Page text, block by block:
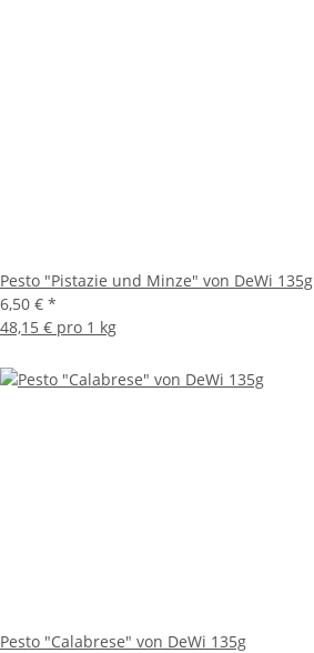
Pesto "Pistazie und Minze" von DeWi 135g
6,50 € *
48,15 € pro 1 kg
Pesto "Calabrese" von DeWi 135g